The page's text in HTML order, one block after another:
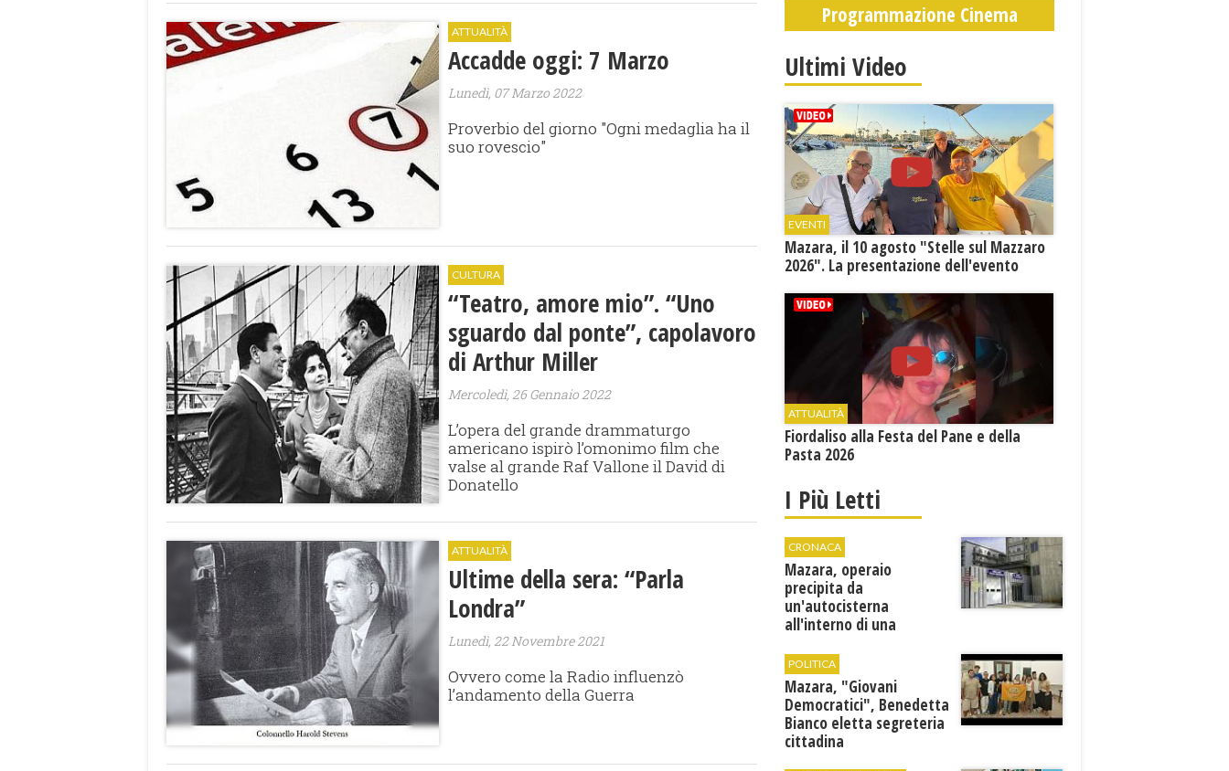
ATTUALITÀ
Accadde oggi: 7 Marzo
Lunedì, 07 Marzo 2022
Proverbio del giorno "Ogni medaglia ha il
suo rovescio"
CULTURA
“Teatro, amore mio”. “Uno
sguardo dal ponte”, capolavoro
di Arthur Miller
Mercoledì, 26 Gennaio 2022
L’opera del grande drammaturgo
americano ispirò l’omonimo film che
valse al grande Raf Vallone il David di
Donatello
ATTUALITÀ
Ultime della sera: “Parla
Londra”
Lunedì, 22 Novembre 2021
Ovvero come la Radio influenzò
l’andamento della Guerra
Programmazione Cinema
Ultimi Video
EVENTI
Mazara, il 10 agosto "Stelle sul Mazzaro
2026". La presentazione dell'evento
ATTUALITÀ
Fiordaliso alla Festa del Pane e della
Pasta 2026
I Più Letti
CRONACA
Mazara, operaio
precipita da
un'autocisterna
all'interno di una
condizioni al "Villa Sofia"
POLITICA
Mazara, "Giovani
Democratici", Benedetta
Bianco eletta segreteria
cittadina